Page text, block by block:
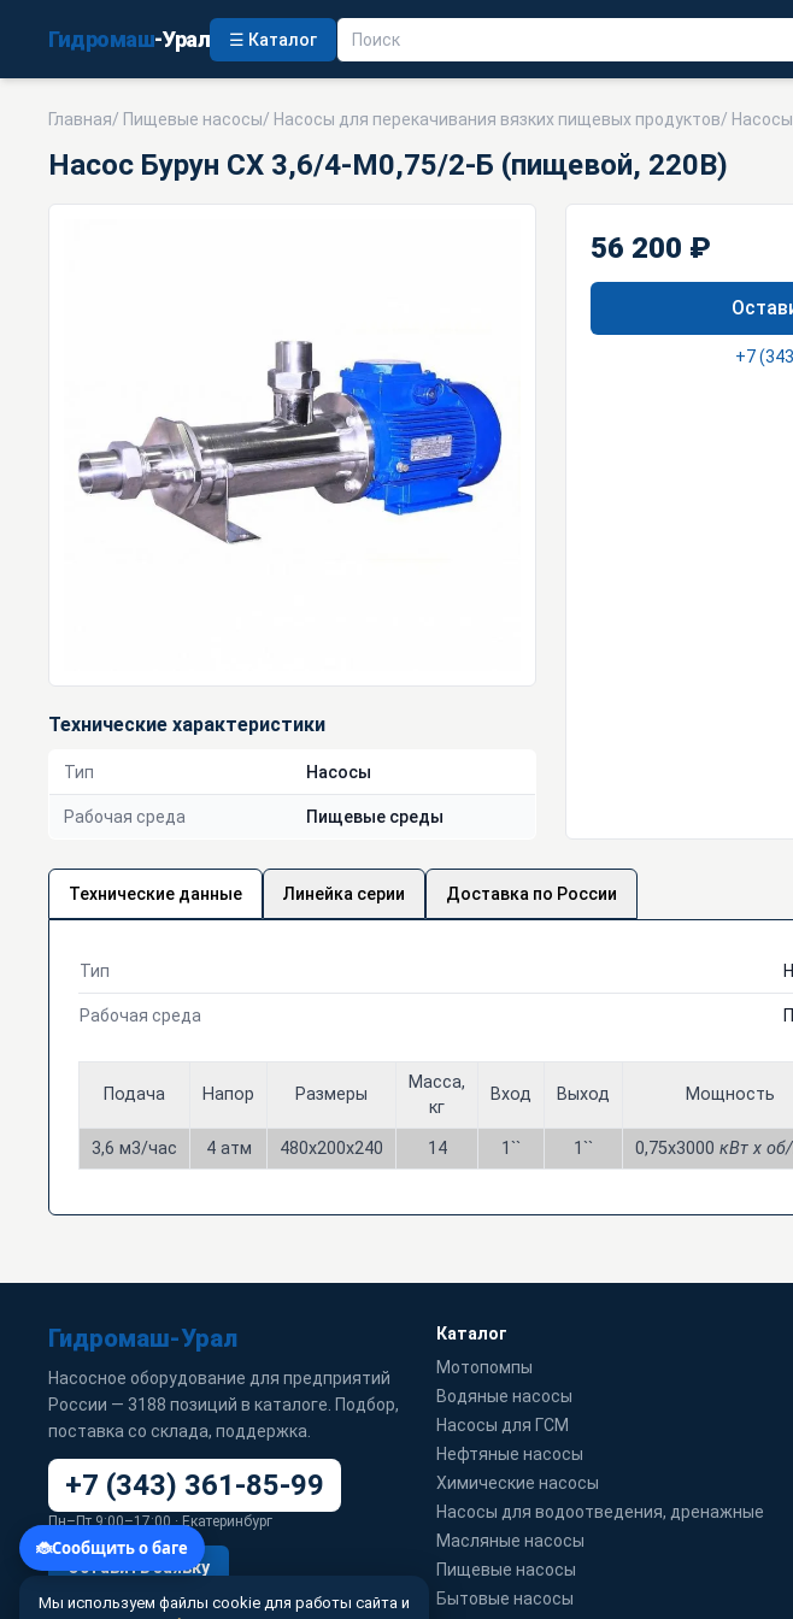
Гидромаш-Урал ☰ Каталог
Главная/ Пищевые насосы/ Насосы для перекачивания вязких пищевых продуктов/
Насос Бурун СХ 3,6/4-М0,75/2-Б (пищевой, 220В)
Технические характеристики
Тип Насосы
Рабочая среда Пищевые среды
56 200 ₽
+7
Технические данные Линейка серии Доставка по России
Тип
Рабочая среда
Подача Напор Размеры
Масса,
кг
Вход Выход Мощность
3,6 м3/час
4 атм 480х200х240 14 1`` 1`` 0,75х3000 кВт x
Гидромаш-Урал
Насосное оборудование для предприятий
России — 3188 позиций в каталоге. Подбор,
поставка со склада, поддержка.
+7 (343) 361-85-99
Пн–Пт 9:00–17:00 · Екатеринбург
Оставить заявку
Каталог
Мотопомпы
Водяные насосы
Насосы для ГСМ
Нефтяные насосы
Химические насосы
Насосы для водоотведения, дренажные
Масляные насосы
Пищевые насосы
Бытовые насосы
Мы используем файлы cookie для работы сайта и